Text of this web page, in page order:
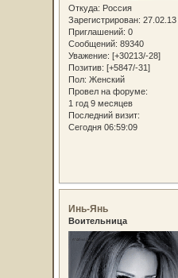
Откуда: Россия
Зарегистрирован: 27.02.13
Приглашений: 0
Сообщений: 89340
Уважение: [+30213/-28]
Позитив: [+5847/-31]
Пол: Женский
Провел на форуме:
1 год 9 месяцев
Последний визит:
Сегодня 06:59:09
Инь-Янь
Воительница